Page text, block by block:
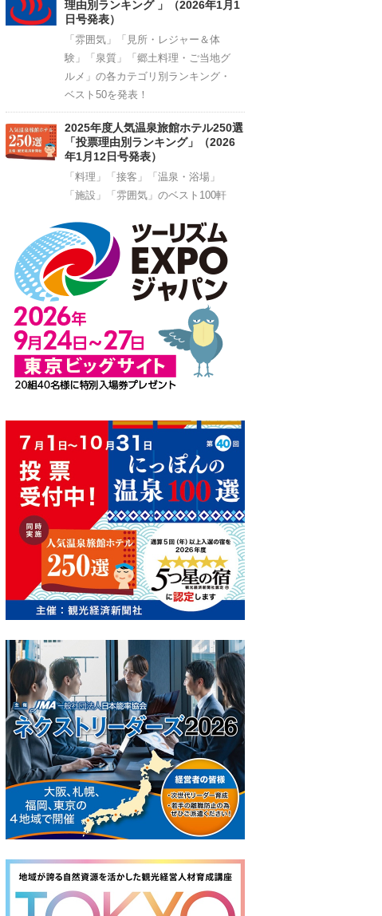
理由別ランキング 」（2026年1月1
日号発表）
「雰囲気」「見所・レジャー＆体
験」「泉質」「郷土料理・ご当地グ
ルメ」の各カテゴリ別ランキング・
ベスト50を発表！
2025年度人気温泉旅館ホテル250選
「投票理由別ランキング」（2026
年1月12日号発表）
「料理」「接客」「温泉・浴場」
「施設」「雰囲気」のベスト100軒